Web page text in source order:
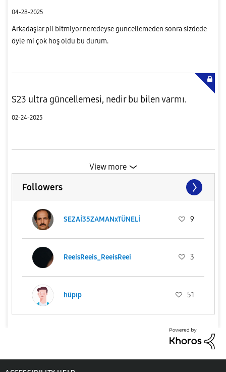
04-28-2025
Arkadaşlar pil bitmiyor neredeyse güncellemeden sonra sizdede
öyle mi çok hoş oldu bu durum.
S23 ultra güncellemesi, nedir bu bilen varmı.
02-24-2025
View more
Followers
SEZAİ35ZAMANxTÜNELİ 9
ReeisReeis_ReeisReei 3
hüpıp 51